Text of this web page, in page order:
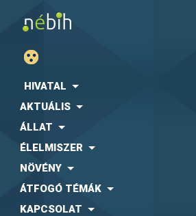
HIVATAL
AKTUÁLIS
ÁLLAT
ÉLELMISZER
NÖVÉNY
ÁTFOGÓ TÉMÁK
KAPCSOLAT